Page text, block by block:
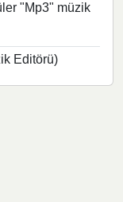
"Mp3" müzik
Editörü)